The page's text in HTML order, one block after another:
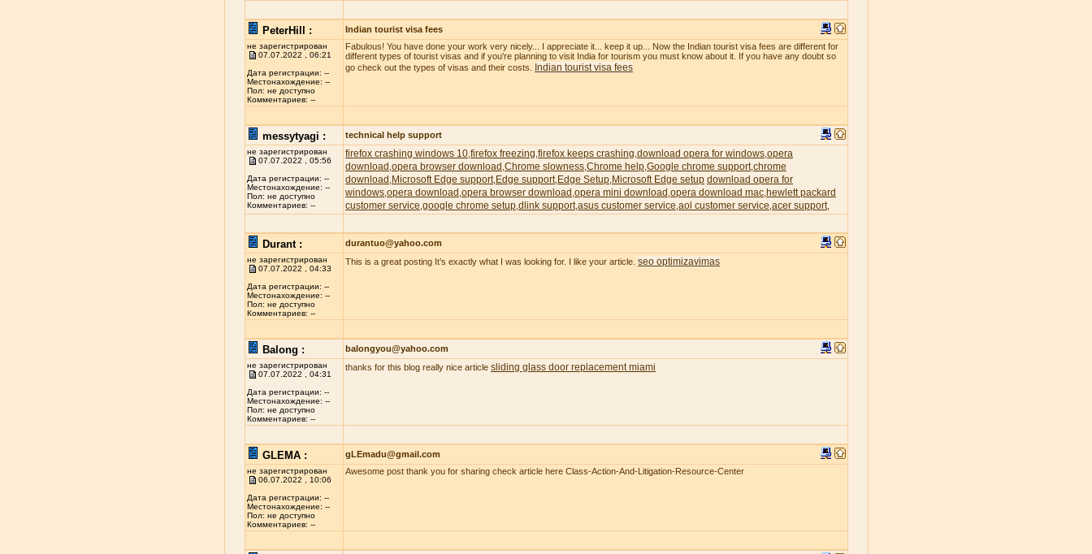
PeterHill : Indian tourist visa fees
не зарегистрирован
07.07.2022 , 06:21
Дата регистрации: --
Местонахождение: --
Пол: не доступно
Комментариев: --
Fabulous! You have done your work very nicely... I appreciate it... keep it up... Now the Indian tourist visa fees are different for
different types of tourist visas and if you're planning to visit India for tourism you must know about it. If you have any doubt so
go check out the types of visas and their costs.
Indian tourist visa fees
messytyagi : technical help support
не зарегистрирован
07.07.2022 , 05:56
Дата регистрации: --
Местонахождение: --
Пол: не доступно
Комментариев: --
firefox crashing windows 10 firefox freezing firefox keeps crashing download opera for windows opera
download opera browser download Chrome slowness Chrome help Google chrome support,chrome
download Microsoft Edge support, Edge support, Edge Setup Microsoft Edge setup download opera for
windows opera download opera browser download opera mini download opera download mac hewlett packard
customer service google chrome setup dlink support,asus customer service aol customer service acer support,
Durant : durantuo@yahoo.com
не зарегистрирован
07.07.2022 , 04:33
Дата регистрации: --
Местонахождение: --
Пол: не доступно
Комментариев: --
This is a great posting It’s exactly what I was looking for. I like your article. seo optimizavimas
Balong : balongyou@yahoo.com
не зарегистрирован
07.07.2022 , 04:31
Дата регистрации: --
Местонахождение: --
Пол: не доступно
Комментариев: --
thanks for this blog really nice article sliding glass door replacement miami
GLEMA : gLEmadu@gmail.com
не зарегистрирован
06.07.2022 , 10:06
Дата регистрации: --
Местонахождение: --
Пол: не доступно
Комментариев: --
Awesome post thank you for sharing check article here Class-Action-And-Litigation-Resource-Center